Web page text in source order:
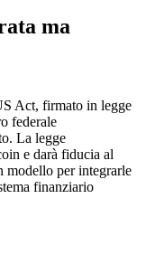
ma
Act, firmato in legge
federale
La legge
e darà fiducia al
modello per integrarle
finanziario